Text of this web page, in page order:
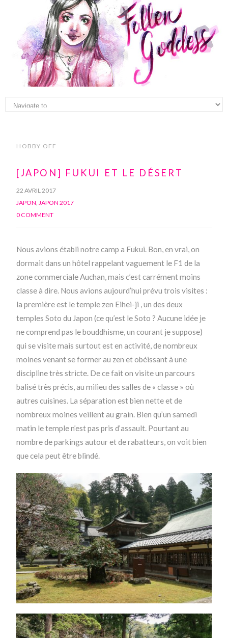
HOBBY OFF
[JAPON] FUKUI ET LE DÉSERT
22 AVRIL 2017
JAPON,JAPON 2017
0 COMMENT
Nous avions établi notre camp a Fukui. Bon, en vrai, on
dormait dans un hôtel rappelant vaguement le F1 de la
zone commerciale Auchan, mais c’est carrément moins
classe à dire. Nous avions aujourd’hui prévu trois visites :
la première est le temple zen Eihei-ji , un des deux
temples Soto du Japon (ce qu’est le Soto ? Aucune idée je
ne comprend pas le bouddhisme, un courant je suppose)
qui se visite mais surtout est en activité, de nombreux
moines venant se former au zen et obéissant à une
discipline très stricte. De ce fait on visite un parcours
balisé très précis, au milieu des salles de « classe » où
autres cuisines. La séparation est bien nette et de
nombreux moines veillent au grain. Bien qu’un samedi
matin le temple n’est pas pris d’assault. Pourtant au
nombre de parkings autour et de rabatteurs, on voit bien
que cela peut être blindé.